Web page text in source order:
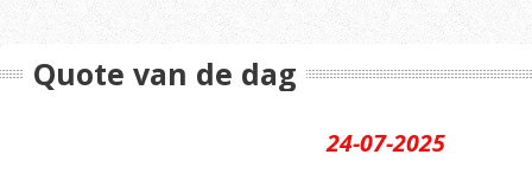
Quote van de dag
24-07-2025